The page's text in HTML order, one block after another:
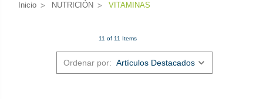
Inicio NUTRICIÓN VITAMINAS
11 of 11 Items
Ordenar por: